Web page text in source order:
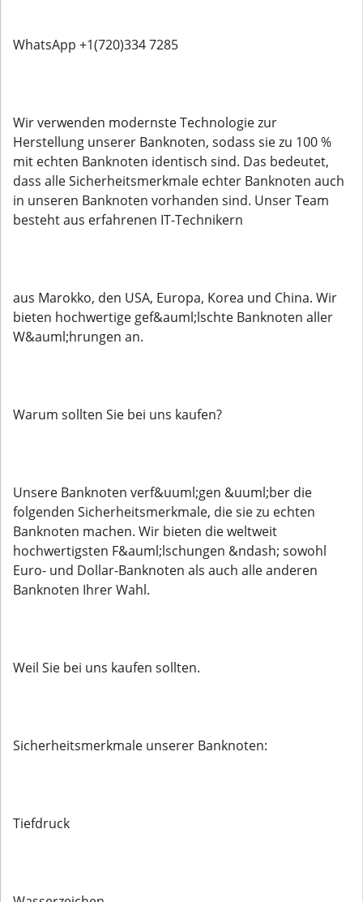
WhatsApp +1(720)334 7285
Wir verwenden modernste Technologie zur
Herstellung unserer Banknoten, sodass sie zu 100 %
mit echten Banknoten identisch sind. Das bedeutet,
dass alle Sicherheitsmerkmale echter Banknoten auch
in unseren Banknoten vorhanden sind. Unser Team
besteht aus erfahrenen IT-Technikern
aus Marokko, den USA, Europa, Korea und China. Wir
bieten hochwertige gef&auml;lschte Banknoten aller
W&auml;hrungen an.
Warum sollten Sie bei uns kaufen?
Unsere Banknoten verf&uuml;gen &uuml;ber die
folgenden Sicherheitsmerkmale, die sie zu echten
Banknoten machen. Wir bieten die weltweit
hochwertigsten F&auml;lschungen &ndash; sowohl
Euro- und Dollar-Banknoten als auch alle anderen
Banknoten Ihrer Wahl.
Weil Sie bei uns kaufen sollten.
Sicherheitsmerkmale unserer Banknoten:
Tiefdruck